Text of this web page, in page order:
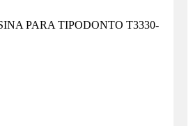
PARA TIPODONTO T3330-